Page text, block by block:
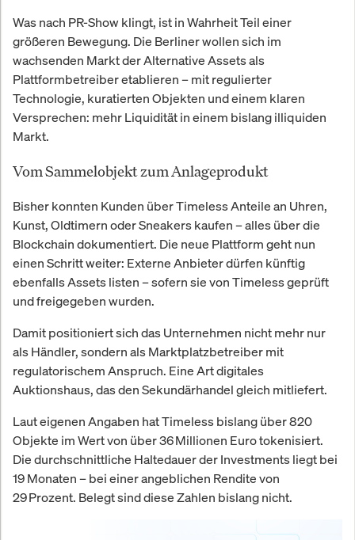
Was nach PR-Show klingt, ist in Wahrheit Teil einer
größeren Bewegung. Die Berliner wollen sich im
wachsenden Markt der Alternative Assets als
Plattformbetreiber etablieren – mit regulierter
Technologie, kuratierten Objekten und einem klaren
Versprechen: mehr Liquidität in einem bislang illiquiden
Markt.
Vom Sammelobjekt zum Anlageprodukt
Bisher konnten Kunden über Timeless Anteile an Uhren,
Kunst, Oldtimern oder Sneakers kaufen – alles über die
Blockchain dokumentiert. Die neue Plattform geht nun
einen Schritt weiter: Externe Anbieter dürfen künftig
ebenfalls Assets listen – sofern sie von Timeless geprüft
und freigegeben wurden.
Damit positioniert sich das Unternehmen nicht mehr nur
als Händler, sondern als Marktplatzbetreiber mit
regulatorischem Anspruch. Eine Art digitales
Auktionshaus, das den Sekundärhandel gleich mitliefert.
Laut eigenen Angaben hat Timeless bislang über 820
Objekte im Wert von über 36 Millionen Euro tokenisiert.
Die durchschnittliche Haltedauer der Investments liegt bei
19 Monaten – bei einer angeblichen Rendite von
29 Prozent. Belegt sind diese Zahlen bislang nicht.